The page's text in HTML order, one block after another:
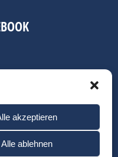
akzeptieren
Alle ablehnen